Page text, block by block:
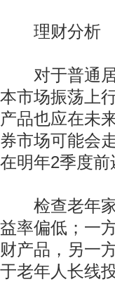
理财分析
对于普通居
本市场振荡上
产品也应在未
券市场可能会
在明年2季度前
检查老年家
益率偏低；一
财产品，另一
于老年人长线